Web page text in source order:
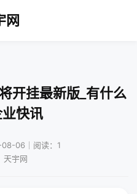
网
开挂最新版_有什么
快讯
06｜阅读：1
天宇网